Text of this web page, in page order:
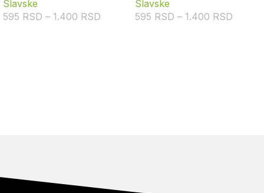
Slavske
595 RSD – 1.400 RSD
Slavske
595 RSD – 1.400 RSD